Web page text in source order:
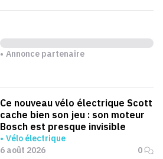
Annonce partenaire
Ce nouveau vélo électrique Scott
cache bien son jeu : son moteur
Bosch est presque invisible
Vélo électrique
6 août 2026
0